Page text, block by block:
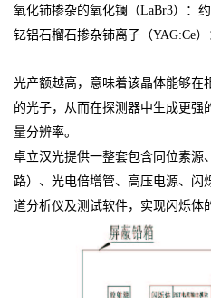
氧化铈掺杂的氧化镧（LaBr3）：约
钇铝石榴石掺杂铈离子（YAG:Ce）
光产额越高，意味着该晶体能够在
的光子，从而在探测器中生成更强
量分辨率。
卓立汉光提供一整套包含同位素源
路）、光电倍增管、高压电源、闪
道分析仪及测试软件，实现闪烁体